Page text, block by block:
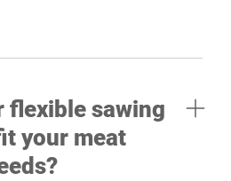
flexible sawing
your meat